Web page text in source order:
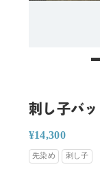
刺し子バ
通
常
価
¥14,300
売
価
先染め 刺し子